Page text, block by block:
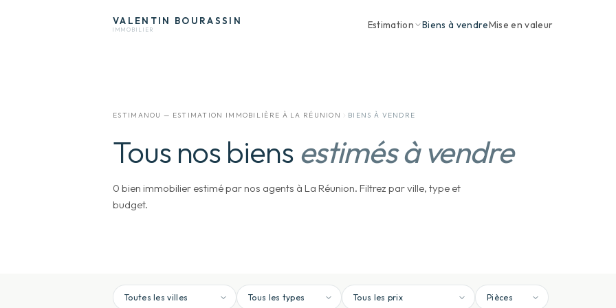
VALENTIN BOURASSIN
IMMOBILIER Estimation Biens à vendreMise en valeur
ESTIMANOU — ESTIMATION IMMOBILIÈRE À LA RÉUNION BIENS À VENDRE
Tous nos biens estimés à vendre
0 bien immobilier estimé par nos agents à La Réunion. Filtrez par ville, type et
budget.